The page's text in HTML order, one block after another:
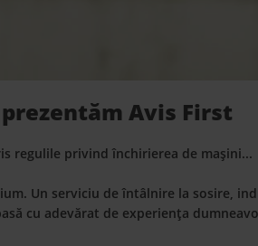
Avis First
regulile privind închirierea de mașini...
Un serviciu de întâlnire la sosire,
cu adevărat de experiența